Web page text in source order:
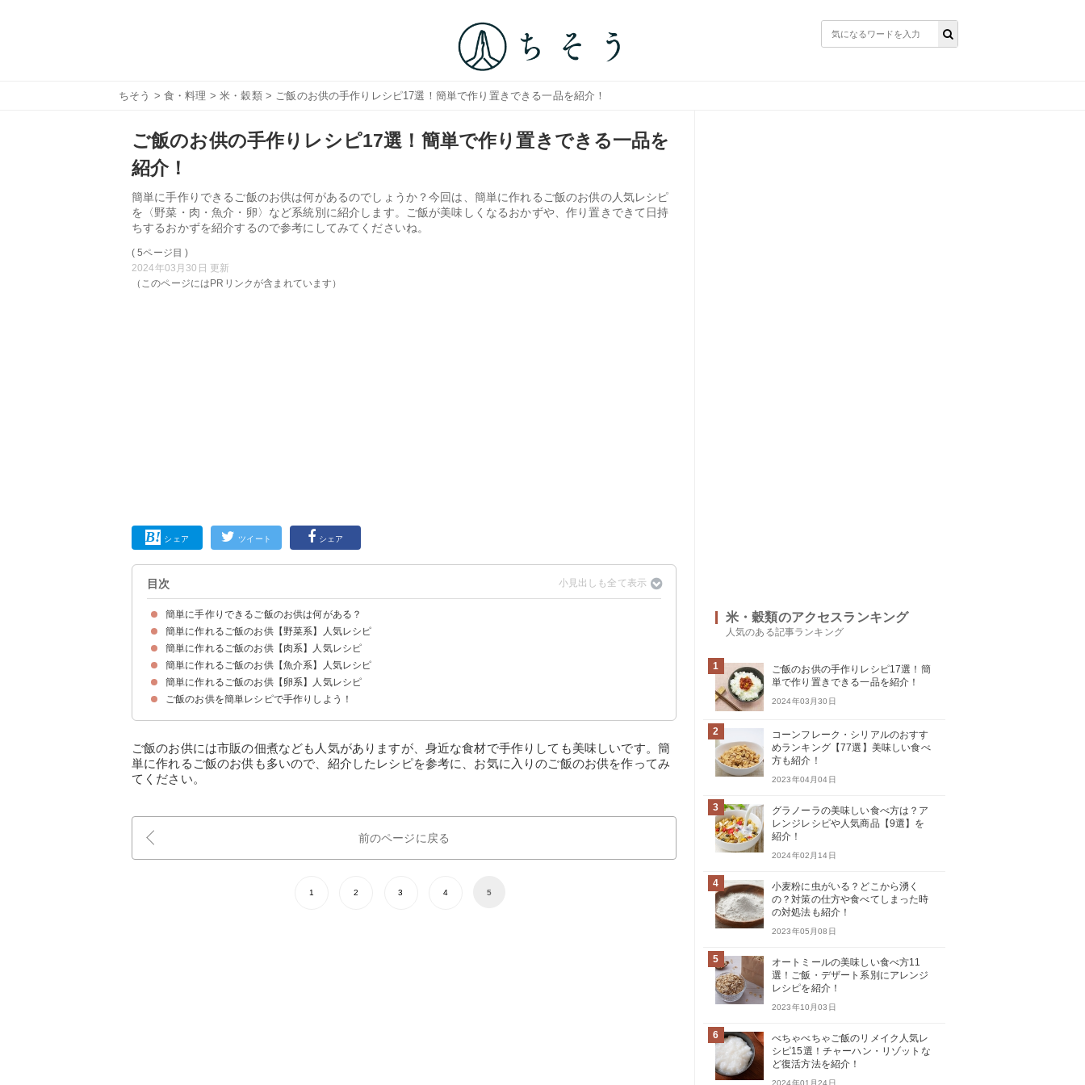
ちそう > 食・料理 >米・穀類> ご飯のお供の手作りレシピ17選！簡単で作り置きできる一品を紹介！
ご飯のお供の手作りレシピ17選！簡単で作り置きできる一品を
紹介！
簡単に手作りできるご飯のお供は何があるのでしょうか？今回は、簡単に作れるご飯のお供の人気レシピ
を〈野菜・肉・魚介・卵〉など系統別に紹介します。ご飯が美味しくなるおかずや、作り置きできて日持
ちするおかずを紹介するので参考にしてみてくださいね。
( 5ページ目 )
2024年03月30日 更新
（このページにはPRリンクが含まれています）
シェア ツイート シェア
目次
簡単に手作りできるご飯のお供は何がある？
簡単に作れるご飯のお供【野菜系】人気レシピ
①大葉のナムル
②ツナを使った無限人参
③無限ごぼう
④作り置きできる無限ピーマン
⑤茎わかめのだし漬け
⑥なすの味噌炒め
簡単に作れるご飯のお供【肉系】人気レシピ
①作り置きできる牛肉とごぼうのしぐれ煮
②鶏そぼろ
③おかずにもなる豚肉の甘辛煮
簡単に作れるご飯のお供【魚介系】人気レシピ
①梅しらす
②鮭フレーク
③おかずにもなるまぐろときゅうりの和え物
④まぐろの角煮
⑤いわしの梅煮
⑥日持ちする鯖のそぼろ
簡単に作れるご飯のお供【卵系】人気レシピ
①家にあるもので作れる卵黄の醤油漬け
②たらこ入り卵ふりかけ
ご飯のお供を簡単レシピで手作りしよう！
ご飯のお供には市販の佃煮なども人気がありますが、身近な食材で手作りしても美味しいです。簡
単に作れるご飯のお供も多いので、紹介したレシピを参考に、お気に入りのご飯のお供を作ってみ
てください。
前のページに戻る
1 2 3 4 5
米・穀類のアクセスランキング
人気のある記事ランキング
1
ご飯のお供の手作りレシピ17選！簡
単で作り置きできる一品を紹介！
2024年03月30日
2
コーンフレーク・シリアルのおすす
めランキング【77選】美味しい食べ
方も紹介！
2023年04月04日
3
グラノーラの美味しい食べ方は？ア
レンジレシピや人気商品【9選】を
紹介！
2024年02月14日
4
小麦粉に虫がいる？どこから湧く
の？対策の仕方や食べてしまった時
の対処法も紹介！
2023年05月08日
5
オートミールの美味しい食べ方11
選！ご飯・デザート系別にアレンジ
レシピを紹介！
2023年10月03日
6
べちゃべちゃご飯のリメイク人気レ
シピ15選！チャーハン・リゾットな
ど復活方法を紹介！
2024年01月24日